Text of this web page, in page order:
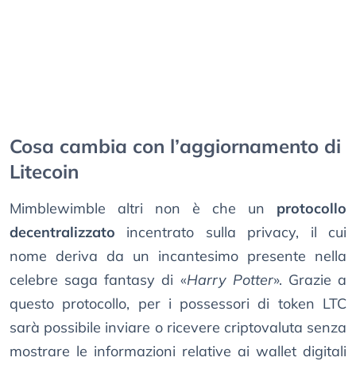
Cosa cambia con l’aggiornamento di
Litecoin
Mimblewimble altri non è che un protocollo
decentralizzato incentrato sulla privacy, il cui
nome deriva da un incantesimo presente nella
celebre saga fantasy di «Harry Potter». Grazie a
questo protocollo, per i possessori di token LTC
sarà possibile inviare o ricevere criptovaluta senza
mostrare le informazioni relative ai wallet digitali